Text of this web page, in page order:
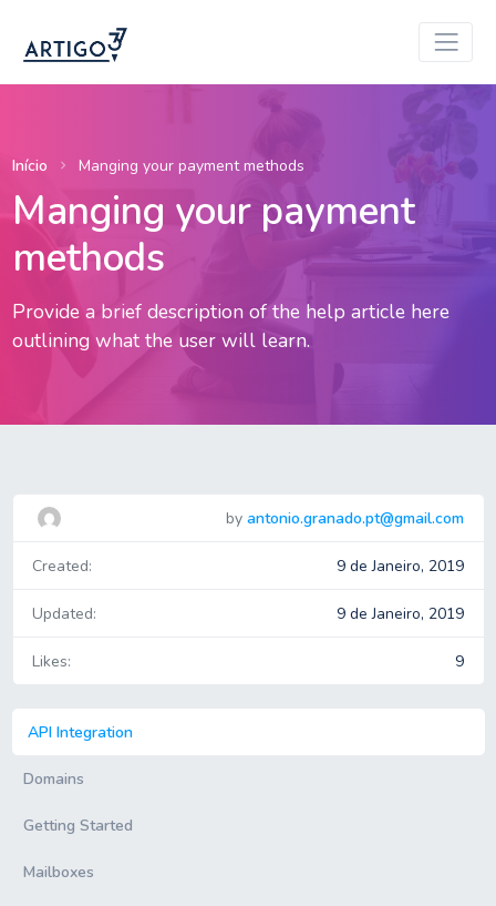
Início Manging your payment methods
Manging your payment
methods
Provide a brief description of the help article here
outlining what the user will learn.
by antonio.granado.pt@gmail.com
Created: 9 de Janeiro, 2019
Updated: 9 de Janeiro, 2019
Likes: 9
API Integration
Domains
Getting Started
Mailboxes